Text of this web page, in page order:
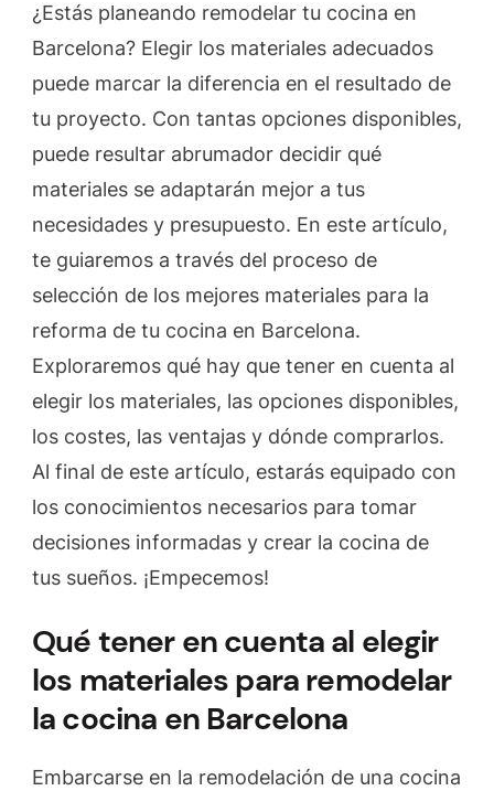
los
mejores
materiales
para
cocina
Barcelona»
¿Estás planeando remodelar tu cocina en
Barcelona? Elegir los materiales adecuados
puede marcar la diferencia en el resultado de
tu proyecto. Con tantas opciones disponibles,
puede resultar abrumador decidir qué
materiales se adaptarán mejor a tus
necesidades y presupuesto. En este artículo,
te guiaremos a través del proceso de
selección de los mejores materiales para la
reforma de tu cocina en Barcelona.
Exploraremos qué hay que tener en cuenta al
elegir los materiales, las opciones disponibles,
los costes, las ventajas y dónde comprarlos.
Al final de este artículo, estarás equipado con
los conocimientos necesarios para tomar
decisiones informadas y crear la cocina de
tus sueños. ¡Empecemos!
Qué tener en cuenta al elegir
los materiales para remodelar
la cocina en Barcelona
Embarcarse en la remodelación de una cocina